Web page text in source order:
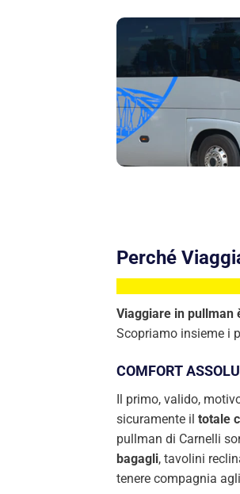
Perché
Viaggiare in pullman
Scopriamo insieme i
COMFORT
Il primo, valido,
sicuramente il totale
pullman di Carnelli
bagagli, tavolini
tenere compagnia